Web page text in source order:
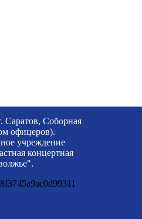
Саратов, Соборная
офицеров).
учреждение
концертная